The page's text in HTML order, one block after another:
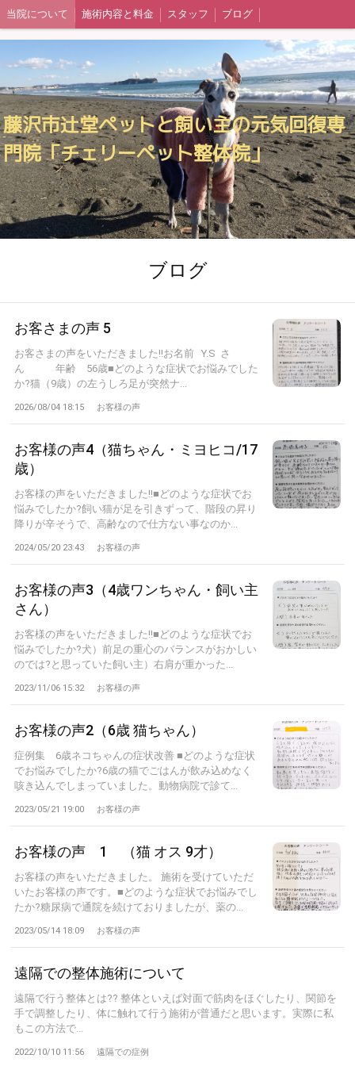
当院について 施術内容と料金 スタッフ ブログ
藤沢市辻堂ペットと飼い主の元気回復専
門院「チェリーペット整体院」
ブログ
お客さまの声 5
お客さまの声をいただきました!!お名前 Y.S さ
ん 年齢 56歳■どのような症状でお悩みでした
か?猫（9歳）の左うしろ足が突然ナ...
2026/08/04 18:15 お客様の声
お客様の声4（猫ちゃん・ミヨヒコ/17
歳）
お客様の声をいただきました!!■どのような症状でお
悩みでしたか?飼い猫が足を引きずって、階段の昇り
降りが辛そうで、高齢なので仕方ない事なのか...
2024/05/20 23:43 お客様の声
お客様の声3（4歳ワンちゃん・飼い主
さん）
お客様の声をいただきました!!■どのような症状でお
悩みでしたか?犬）前足の重心のバランスがおかしい
のでは?と思っていた飼い主）右肩が重かった...
2023/11/06 15:32 お客様の声
お客様の声2（6歳 猫ちゃん）
症例集 6歳ネコちゃんの症状改善 ■どのような症状
でお悩みでしたか?6歳の猫でごはんが飲み込めなく
咳き込んでしまっていました。動物病院で診て...
2023/05/21 19:00 お客様の声
お客様の声 1 （猫 オス 9才）
お客様の声をいただきました。 施術を受けていただ
いたお客様の声です。■どのような症状でお悩みでし
たか?糖尿病で通院を続けておりましたが、薬の...
2023/05/14 18:09 お客様の声
遠隔での整体施術について
遠隔で行う整体とは?? 整体といえば対面で筋肉をほぐしたり、関節を
手で調整したり、体に触れて行う施術が普通だと思います。実際に私
もこの方法で...
2022/10/10 11:56 遠隔での症例